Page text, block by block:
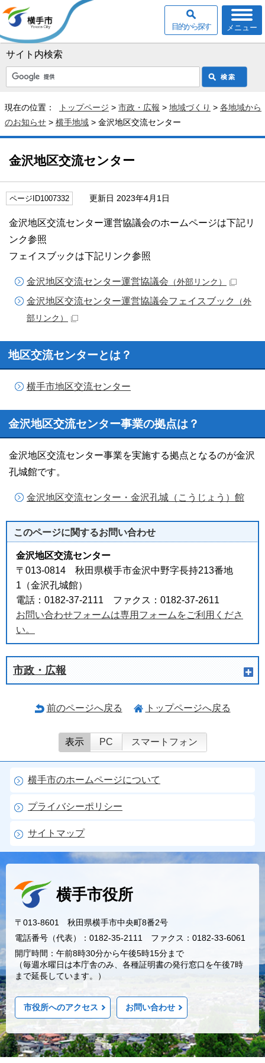
サイト内検索
メニュー
目的から探す
現在の位置： トップページ > 市政・広報 > 地域づくり > 各地域から
のお知らせ > 横手地域 > 金沢地区交流センター
金沢地区交流センター
ページID1007332 更新日 2023年4月1日
金沢地区交流センター運営協議会のホームページは下記リ
ンク参照
フェイスブックは下記リンク参照
金沢地区交流センター運営協議会 （外部リンク）
金沢地区交流センター運営協議会フェイスブック
（外
部リンク）
地区交流センターとは？
横手市地区交流センター
金沢地区交流センター事業の拠点は？
金沢地区交流センター事業を実施する拠点となるのが金沢
孔城館です。
金沢地区交流センター・金沢孔城（こうじょう）館
このページに関するお問い合わせ
金沢地区交流センター
〒013-0814 秋田県横手市金沢中野字長持213番地
1（金沢孔城館）
電話：0182-37-2111 ファクス：0182-37-2611
お問い合わせフォームは専用フォームをご利用くださ
い。
市政・広報
前のページへ戻る トップページへ戻る
表示 PC スマートフォン
横手市のホームページについて
プライバシーポリシー
サイトマップ
横手市役所
〒013-8601 秋田県横手市中央町8番2号
電話番号（代表）：0182-35-2111 ファクス：0182-33-6061
開庁時間：午前8時30分から午後5時15分まで
（毎週水曜日は本庁舎のみ、各種証明書の発行窓口を午後7時
まで延長しています。）
市役所へのアクセス お問い合わせ